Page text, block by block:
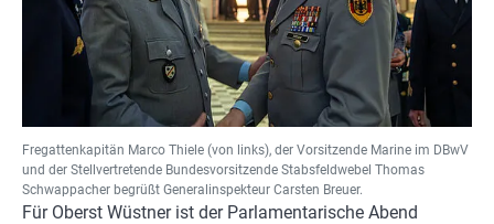
Fregattenkapitän Marco Thiele (von links), der Vorsitzende Marine im DBwV
und der Stellvertretende Bundesvorsitzende Stabsfeldwebel Thomas
Schwappacher begrüßt Generalinspekteur Carsten Breuer.
Für Oberst Wüstner ist der Parlamentarische Abend